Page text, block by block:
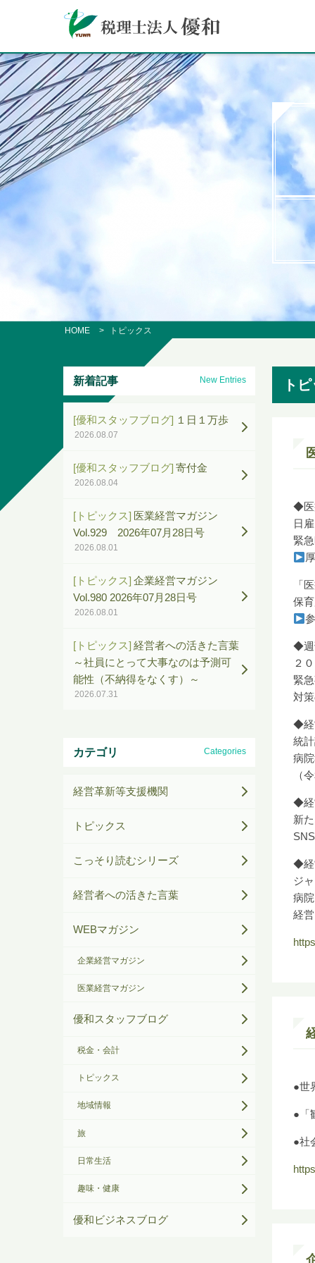
HOME トピックス
ト
◆医
日
緊
「
保
◆週
２
緊
対
◆経
統
病
（
◆経
新
◆経
ジ
病
経
●世
●「
●社
新着記事 New Entries
[優和スタッフブログ] １日１万歩
2026.08.07
[優和スタッフブログ] 寄付金
2026.08.04
[トピックス] 医業経営マガジン
Vol.929 2026年07月28日号
2026.08.01
[トピックス] 企業経営マガジン
Vol.980 2026年07月28日号
2026.08.01
[トピックス] 経営者への活きた言葉
～社員にとって大事なのは予測可
能性（不納得をなくす）～
2026.07.31
カテゴリ Categories
経営革新等支援機関
トピックス
こっそり読むシリーズ
経営者への活きた言葉
WEBマガジン
企業経営マガジン
医業経営マガジン
優和スタッフブログ
税金・会計
トピックス
地域情報
旅
日常生活
趣味・健康
優和ビジネスブログ